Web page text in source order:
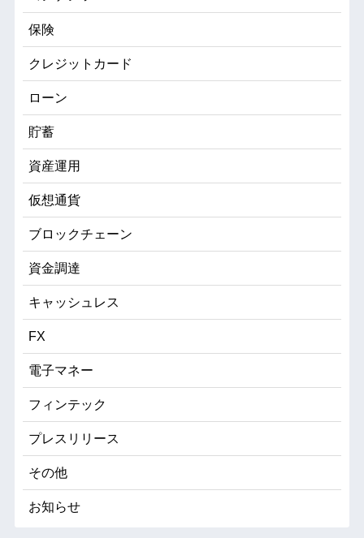
保険
クレジットカード
ローン
貯蓄
資産運用
仮想通貨
ブロックチェーン
資金調達
キャッシュレス
FX
電子マネー
フィンテック
プレスリリース
その他
お知らせ